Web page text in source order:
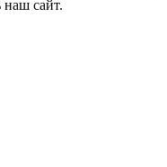
наш сайт.